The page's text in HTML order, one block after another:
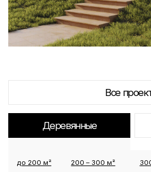
Из газобетона
Комбинированные